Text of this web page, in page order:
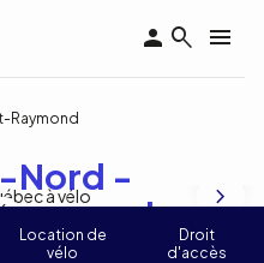
Raymond
Nord -
Location de
vélo
Droit
d'accès